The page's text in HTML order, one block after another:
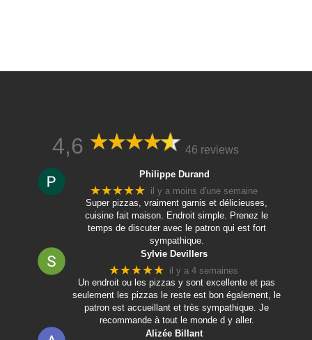
4,6 46 reviews
Philippe Durand
★★★★★ il y a moins d'une semaine
Super pizzas, vraiment garnis et délicieuses,
cuisine fait maison. Endroit simple. Prenez le
temps de discuter avec le patron qui est fort
sympathique.
Sylvie Devillers
★★★★★ il y a 4 semaines
Un endroit ou les pizzas y sont excellente et pas
seulement les pizzas le reste est bon également, le
patron est accueillant et très sympathique. Je
recommande à tout le monde d y aller.
Alizée Billant